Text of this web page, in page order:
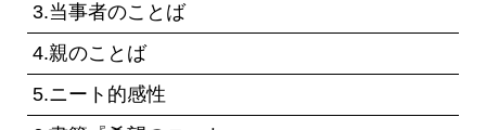
3.当事者のことば
4.親のことば
5.ニート的感性